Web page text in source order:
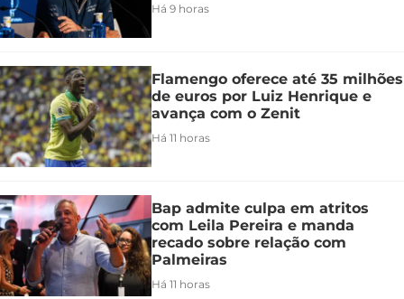
Há 9 horas
Flamengo oferece até 35 milhões
de euros por Luiz Henrique e
avança com o Zenit
Há 11 horas
Bap admite culpa em atritos
com Leila Pereira e manda
recado sobre relação com
Palmeiras
Há 11 horas